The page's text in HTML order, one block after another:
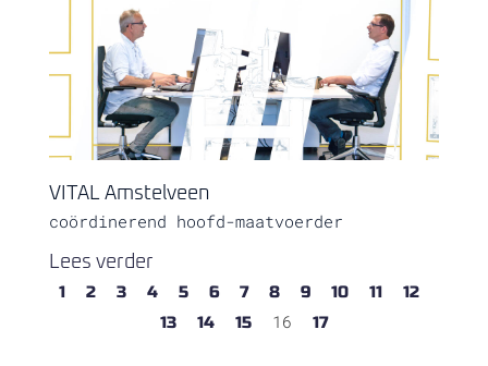
VITAL Amstelveen
coördinerend hoofd-maatvoerder
Lees verder
1
2 3 4 5 6 7 8 9 10 11
12
13
14 15 16 17